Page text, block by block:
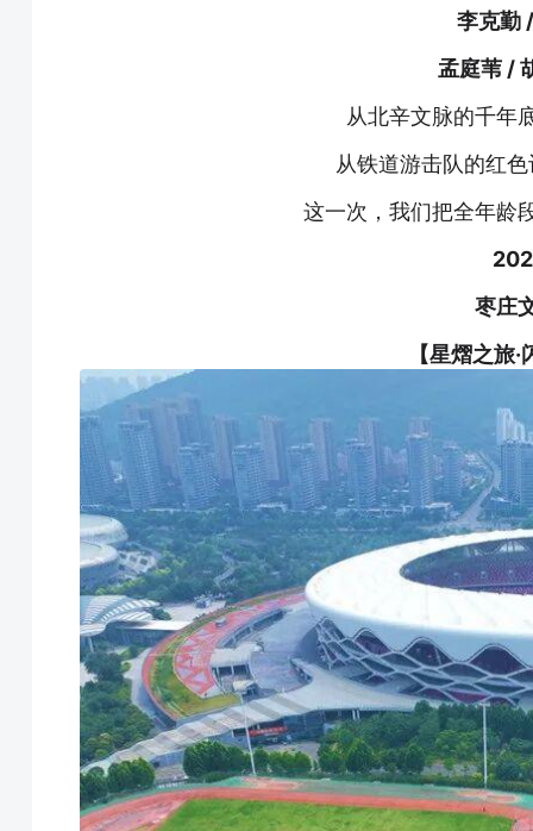
李克勤
孟庭苇 /
从北辛文脉的千年
从铁道游击队的红
这一次，我们把全年龄
枣庄
【星熠之旅